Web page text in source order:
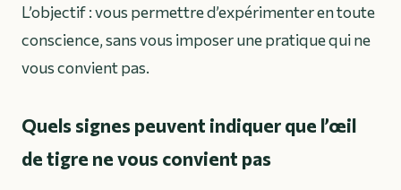
L’objectif : vous permettre d’expérimenter en toute
conscience, sans vous imposer une pratique qui ne
vous convient pas.
Quels signes peuvent indiquer que l’œil
de tigre ne vous convient pas